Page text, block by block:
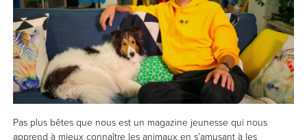
Pas plus bêtes que nous est un magazine jeunesse qui nous
apprend à mieux connaître les animaux en s’amusant à les